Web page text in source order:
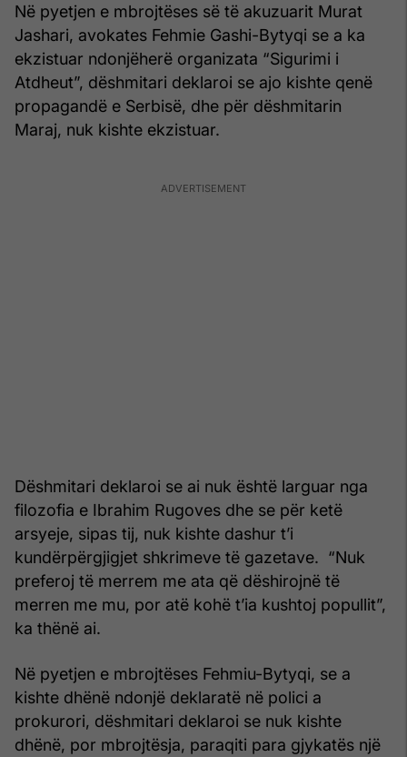
Në pyetjen e mbrojtëses së të akuzuarit Murat
Jashari, avokates Fehmie Gashi-Bytyqi se a ka
ekzistuar ndonjëherë organizata “Sigurimi i
Atdheut”, dëshmitari deklaroi se ajo kishte qenë
propagandë e Serbisë, dhe për dëshmitarin
Maraj, nuk kishte ekzistuar.
Dëshmitari deklaroi se ai nuk është larguar nga
filozofia e Ibrahim Rugoves dhe se për ketë
arsyeje, sipas tij, nuk kishte dashur t’i
kundërpërgjigjet shkrimeve të gazetave. “Nuk
preferoj të merrem me ata që dëshirojnë të
merren me mu, por atë kohë t’ia kushtoj popullit”,
ka thënë ai.
Në pyetjen e mbrojtëses Fehmiu-Bytyqi, se a
kishte dhënë ndonjë deklaratë në polici a
prokurori, dëshmitari deklaroi se nuk kishte
dhënë, por mbrojtësja, paraqiti para gjykatës një